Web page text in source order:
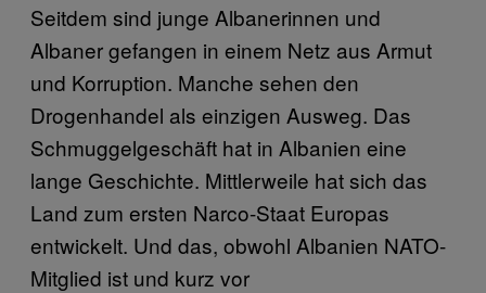
Seitdem sind junge Albanerinnen und
Albaner gefangen in einem Netz aus Armut
und Korruption. Manche sehen den
Drogenhandel als einzigen Ausweg. Das
Schmuggelgeschäft hat in Albanien eine
lange Geschichte. Mittlerweile hat sich das
Land zum ersten Narco-Staat Europas
entwickelt. Und das, obwohl Albanien NATO-
Mitglied ist und kurz vor